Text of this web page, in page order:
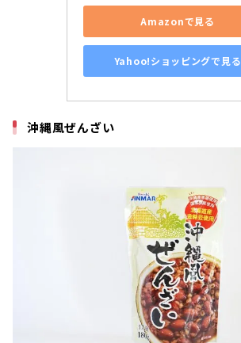
Amazonで見る
Yahoo!ショッピングで見る
沖縄風ぜんざい